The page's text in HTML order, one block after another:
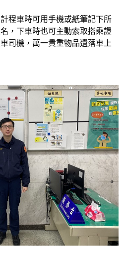
程車時可用手機或紙筆記下所
，下車時也可主動索取搭乘證
司機，萬一貴重物品遺落車上